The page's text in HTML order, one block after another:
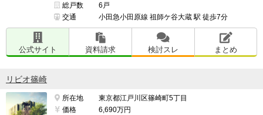
総戸数
6戸
交通
小田急小田原線 祖師ケ谷大蔵 駅 徒歩7分
公式サイト 資料請求 検討スレ まとめ
リビオ篠崎
所在地
東京都江戸川区篠崎町5丁目
価格
6,690万円